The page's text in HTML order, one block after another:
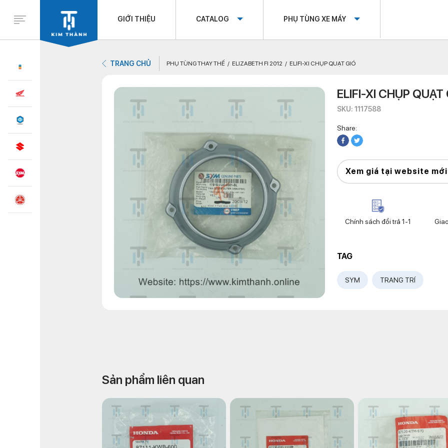
GIỚI THIỆU CATALOG PHỤ TÙNG XE MÁY
TRANG CHỦ PHỤ TÙNG THAY THẾ ELIZABETH FI 2012 ELIFI-XI CHỤP QUẠT GIÓ
ELIFI-XI CHỤP QUẠT
SKU: 1117588
Share:
Xem giá tại website mới
Chính sách đổi trả 1-1
TAG
SYM TRANG TRÍ
Sản phẩm liên quan